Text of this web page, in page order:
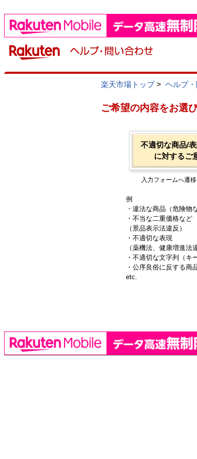
楽天市場トップ> ヘルプ
ご希望の内容をお選
不適切な商品/
に対するご
入力フォームへ遷移
例
・違法な商品（危険物
・不当な二重価格など
（景品表示法違反）
・不適切な表現
（薬機法、健康増進法
・不適切な文字列（キ
・公序良俗に反する商
etc.